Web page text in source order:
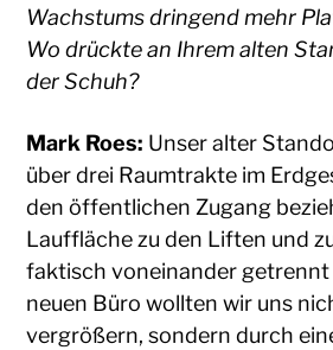
Wachstums dringend mehr
Wo drückte an Ihrem alten
der Schuh?
Mark Roes: Unser alter
über drei Raumtrakte im
den öffentlichen Zugang
Lauffläche zu den Liften und
faktisch voneinander getrennt
neuen Büro wollten wir uns
vergrößern, sondern durch